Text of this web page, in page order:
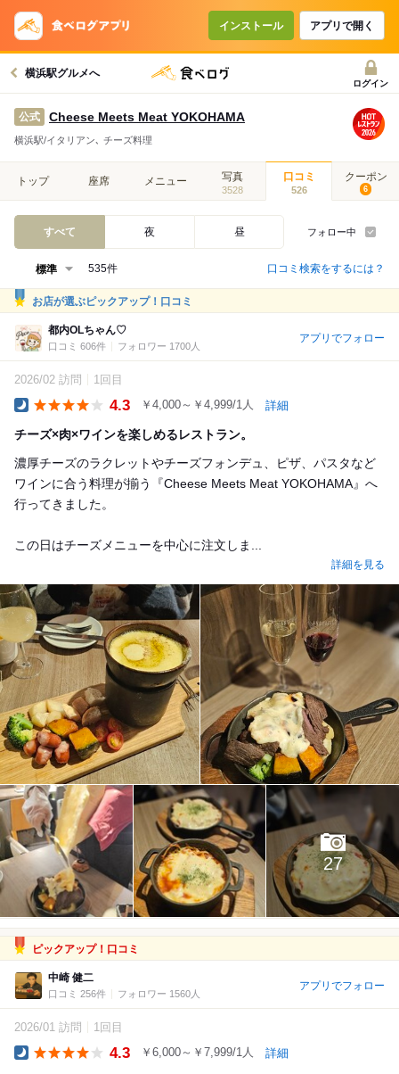
インストール アプリで開く
横浜駅グルメへ
ログイン
公式 Cheese Meets Meat YOKOHAMA
横浜駅/イタリアン､ チーズ料理
トップ 座席 メニュー 写真
3528
口コミ
526
クーポン
6
すべて 夜 昼 フォロー中
535件 口コミ検索をするには？
お店が選ぶピックアップ！口コミ
都内OLちゃん♡
口コミ 606件 フォロワー 1700人
アプリでフォロー
2026/02 訪問 1回目
4.3 ￥4,000～￥4,999/1人 詳細
チーズ×肉×ワインを楽しめるレストラン。
濃厚チーズのラクレットやチーズフォンデュ、ピザ、パスタなど
ワインに合う料理が揃う『Cheese Meets Meat YOKOHAMA』へ
行ってきました。
この日はチーズメニューを中心に注文しま...
詳細を見る
27
ピックアップ！口コミ
中崎 健二
口コミ 256件 フォロワー 1560人
アプリでフォロー
2026/01 訪問 1回目
4.3 ￥6,000～￥7,999/1人 詳細